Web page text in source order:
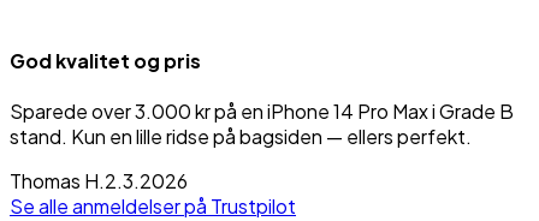
God kvalitet og pris
Sparede over 3.000 kr på en iPhone 14 Pro Max i Grade B
stand. Kun en lille ridse på bagsiden — ellers perfekt.
Thomas H.2.3.2026
Se alle anmeldelser på Trustpilot